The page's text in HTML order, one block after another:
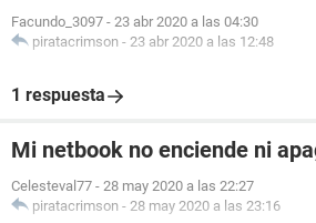
Facundo_3097 - 23 abr 2020 a las 04:30
piratacrimson - 23 abr 2020 a las 12:48
1 respuesta
Mi netbook no enciende ni
Celesteval77 - 28 may 2020 a las 22:27
piratacrimson - 28 may 2020 a las 23:16